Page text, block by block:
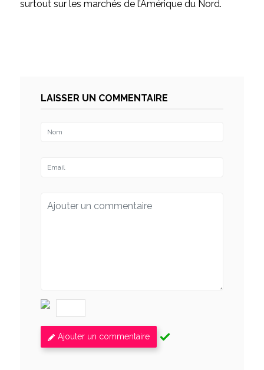
surtout sur les marchés de l’Amérique du Nord.
LAISSER UN COMMENTAIRE
Ajouter un commentaire